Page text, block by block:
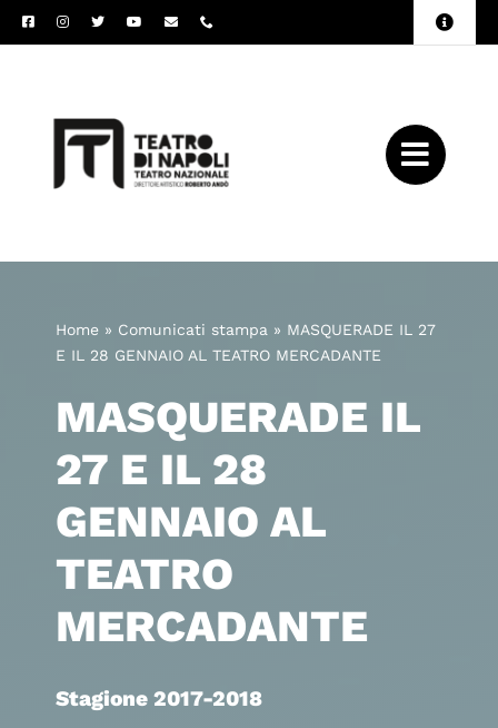
Salta
al
Toggle
Home» Comunicati stampa » MASQUERADE IL 27
E IL 28 GENNAIO AL TEATRO MERCADANTE
MASQUERADE IL
27 E IL 28
GENNAIO AL
TEATRO
MERCADANTE
Stagione 2017-2018